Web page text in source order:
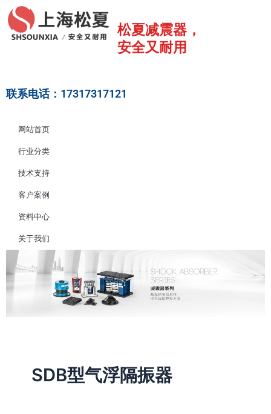
至
松夏减震器，
安全又耐用
联系电话：17317317121
网站首页
行业分类
技术支持
客户案例
资料中心
关于我们
SDB型气浮隔振器